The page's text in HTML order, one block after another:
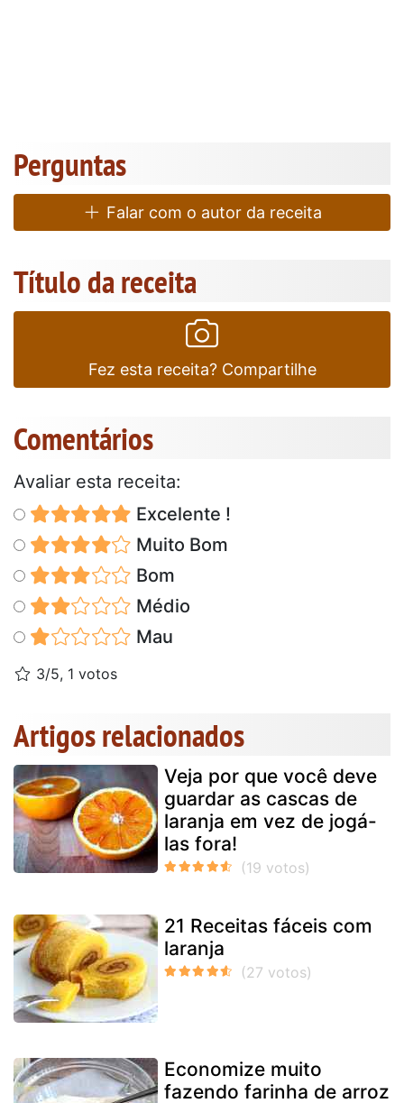
Perguntas
Falar com o autor da receita
Título da receita
Fez esta receita? Compartilhe
Comentários
Avaliar esta receita:
Excelente !
Muito Bom
Bom
Médio
Mau
3/5, 1 votos
Artigos relacionados
Veja por que você deve
guardar as cascas de
laranja em vez de jogá-
las fora!
21 Receitas fáceis com
laranja
Economize muito
fazendo farinha de arroz